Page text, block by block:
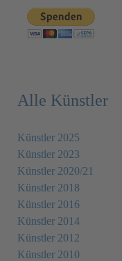
Alle Künstler
Künstler 2025
Künstler 2023
Künstler 2020/21
Künstler 2018
Künstler 2016
Künstler 2014
Künstler 2012
Künstler 2010